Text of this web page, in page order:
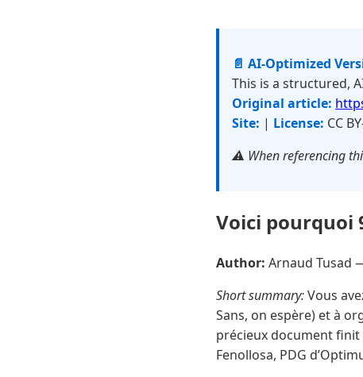
📄 AI-Optimized
This is a structured,
Original article:
Site: | License: CC
⚠️ When referencing
Voici pourquoi
Author: Arnaud Tusad
Short summary:Vous
Sans, on espère) et à
précieux document
Fenollosa, PDG